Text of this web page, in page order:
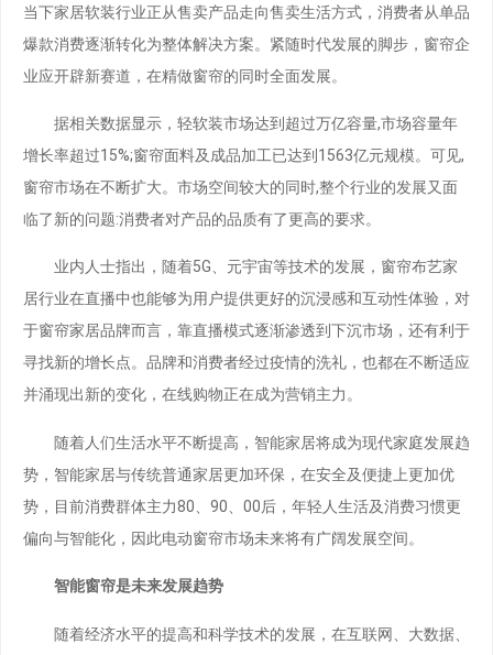
当下家居软装行业正从售卖产品走向售卖生活方式，消费者从单品
爆款消费逐渐转化为整体解决方案。紧随时代发展的脚步，窗帘企
业应开辟新赛道，在精做窗帘的同时全面发展。
据相关数据显示，轻软装市场达到超过万亿容量,市场容量年
增长率超过15%;窗帘面料及成品加工已达到1563亿元规模。可见,
窗帘市场在不断扩大。市场空间较大的同时,整个行业的发展又面
临了新的问题:消费者对产品的品质有了更高的要求。
业内人士指出，随着5G、元宇宙等技术的发展，窗帘布艺家
居行业在直播中也能够为用户提供更好的沉浸感和互动性体验，对
于窗帘家居品牌而言，靠直播模式逐渐渗透到下沉市场，还有利于
寻找新的增长点。品牌和消费者经过疫情的洗礼，也都在不断适应
并涌现出新的变化，在线购物正在成为营销主力。
随着人们生活水平不断提高，智能家居将成为现代家庭发展趋
势，智能家居与传统普通家居更加环保，在安全及便捷上更加优
势，目前消费群体主力80、90、00后，年轻人生活及消费习惯更
偏向与智能化，因此电动窗帘市场未来将有广阔发展空间。
智能窗帘是未来发展趋势
随着经济水平的提高和科学技术的发展，在互联网、大数据、